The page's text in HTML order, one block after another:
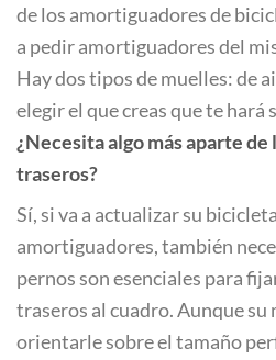
de los amortiguadores de
a pedir amortiguadores del
Hay dos tipos de muelles: de
elegir el que creas que te hará
¿Necesita algo más aparte
traseros?
Sí, si va a actualizar su
amortiguadores, también
pernos son esenciales para
traseros al cuadro. Aunque su
orientarle sobre el tamaño